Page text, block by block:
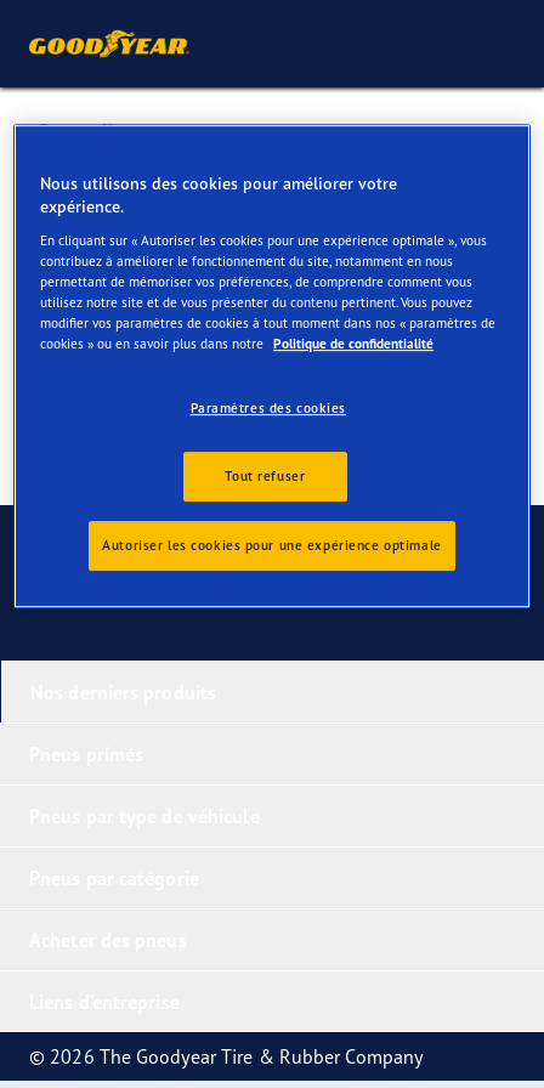
Retour liste
CENTRAL PNEUS SPRL
Services disponibles en ligne et en magasin
Contact Services Avis
Contactez-nous
© 2026 The Goodyear Tire & Rubber Company
Nous utilisons des cookies pour améliorer votre
expérience.
En cliquant sur « Autoriser les cookies pour une expérience optimale », vous
contribuez à améliorer le fonctionnement du site, notamment en nous
permettant de mémoriser vos préférences, de comprendre comment vous
utilisez notre site et de vous présenter du contenu pertinent. Vous pouvez
modifier vos paramètres de cookies à tout moment dans nos « paramètres de
cookies » ou en savoir plus dans notre Politique de confidentialité
Paramètres des cookies
Tout refuser
Autoriser les cookies pour une expérience optimale